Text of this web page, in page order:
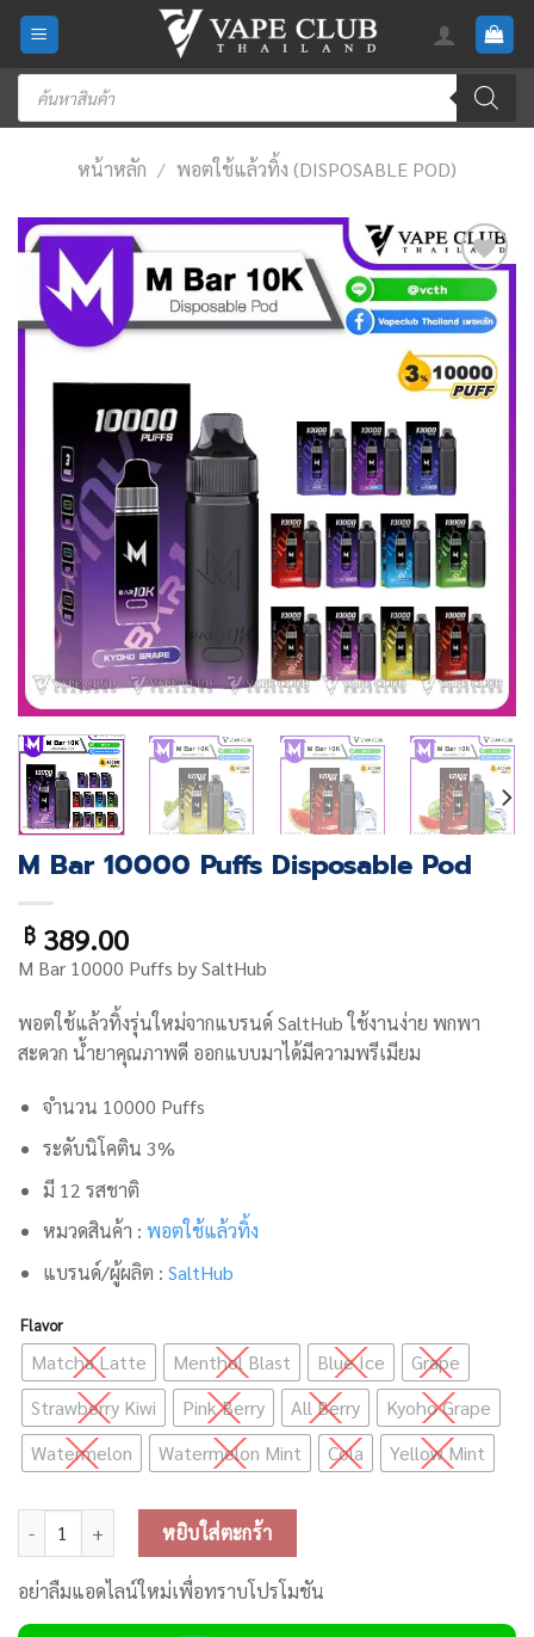
Skip
content
Products
search
หน้าหลัก / พอตใช้แล้วทิ้ง (DISPOSABLE POD)
Add
to
wishlist
M Bar 10000 Puffs Disposable Pod
฿389.00
M Bar 10000 Puffs by SaltHub
พอตใช้แล้วทิ้งรุ่นใหม่จากแบรนด์ SaltHub ใช้งานง่าย พกพา
สะดวก น้ำยาคุณภาพดี ออกแบบมาได้มีความพรีเมียม
จำนวน 10000 Puffs
ระดับนิโคติน 3%
มี 12 รสชาติ
หมวดสินค้า : พอตใช้แล้วทิ้ง
แบรนด์/ผู้ผลิต : SaltHub
Flavor
Matcha Latte Menthol Blast Blue Ice
Grape
Strawberry Kiwi
Pink Berry All Berry
Kyoho Grape
Watermelon
Watermelon Mint Cola Yellow Mint
จำนวน M Bar 10000 Puffs Disposable Pod ชิ้น
หยิบใส่ตะกร้า
อย่าลืมแอดไลน์ใหม่เพื่อทราบโปรโมชัน